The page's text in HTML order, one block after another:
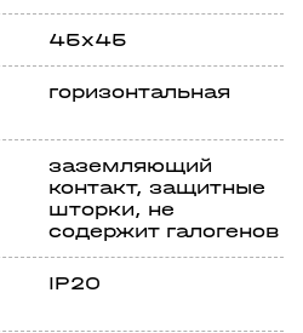
45х45
горизонтальная
заземляющий
контакт, защитные
шторки, не
содержит галогенов
IP20